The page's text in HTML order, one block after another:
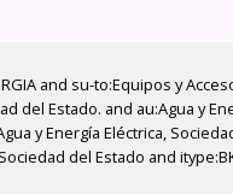
and su-to:Equipos y
del Estado. and au:Agua y
y Energía Eléctrica,
del Estado and